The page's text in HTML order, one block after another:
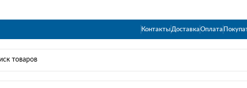
Контакты ДоставкаОплата